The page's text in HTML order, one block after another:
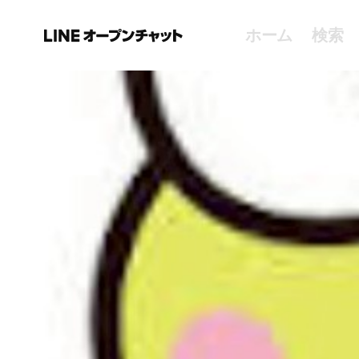
ホーム 検索